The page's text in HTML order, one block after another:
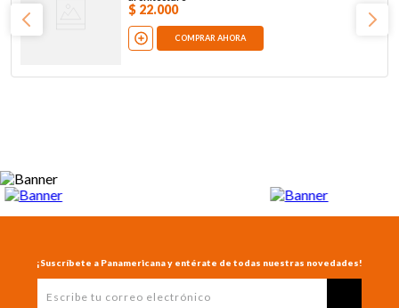
$ 22.000
COMPRAR AHORA
¡Suscríbete a Panamericana y entérate de todas nuestras novedades!